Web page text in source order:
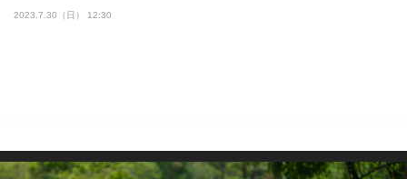
2023.7.30（日） 12:30